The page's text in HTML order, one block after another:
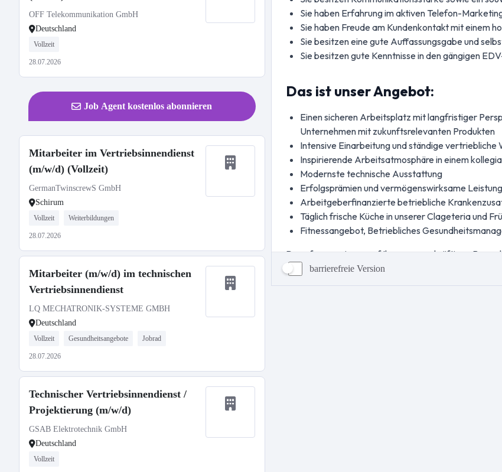
OFF Telekommunikation GmbH
Deutschland
Vollzeit
28.07.2026
Job Agent kostenlos abonnieren
Mitarbeiter im Vertriebsinnendienst
(m/w/d) (Vollzeit)
GermanTwinscrewS GmbH
Schirum
Vollzeit Weiterbildungen
28.07.2026
Mitarbeiter (m/w/d) im technischen
Vertriebsinnendienst
LQ MECHATRONIK-SYSTEME GMBH
Deutschland
Vollzeit Gesundheitsangebote Jobrad
28.07.2026
Technischer Vertriebsinnendienst /
Projektierung (m/w/d)
GSAB Elektrotechnik GmbH
Deutschland
Vollzeit
barrierefreie Version